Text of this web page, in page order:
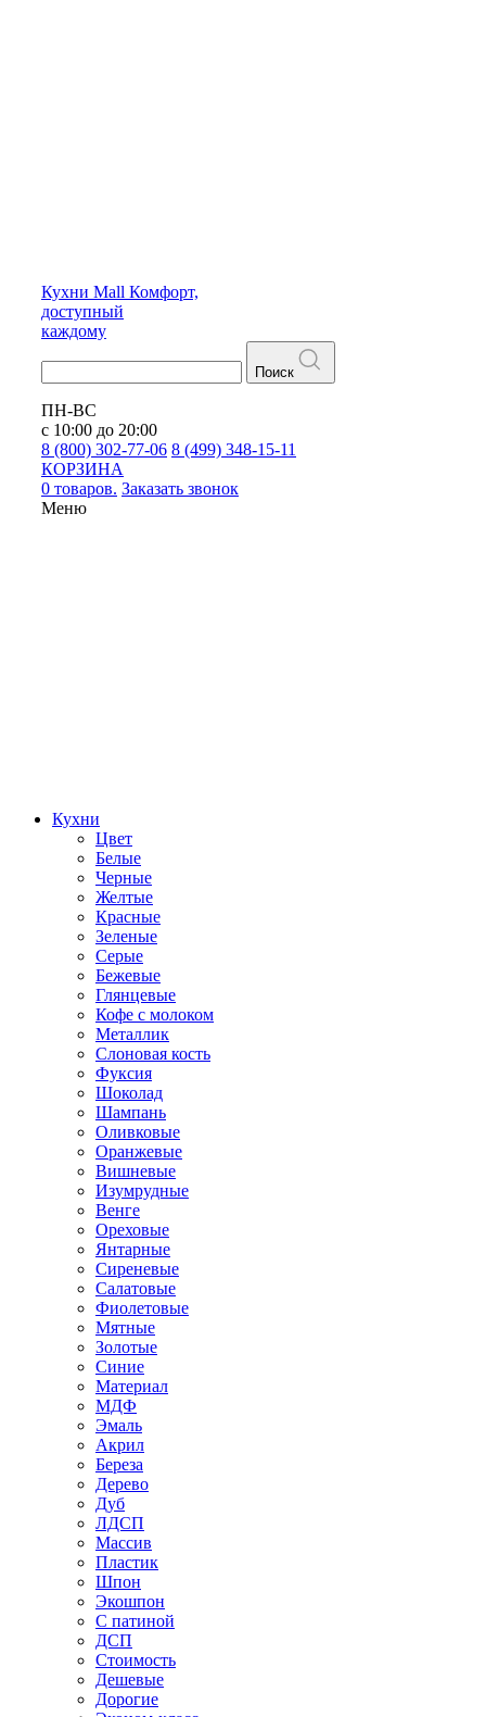
Кухни Mall Комфорт,
доступный
каждому
Поиск
ПН-ВС
с 10:00 до 20:00
8 (800) 302-77-06 8 (499) 348-15-11
КОРЗИНА
0 товаров. Заказать звонок
Меню
Кухни
Цвет
Белые
Черные
Желтые
Красные
Зеленые
Серые
Бежевые
Глянцевые
Кофе с молоком
Металлик
Слоновая кость
Фуксия
Шоколад
Шампань
Оливковые
Оранжевые
Вишневые
Изумрудные
Венге
Ореховые
Янтарные
Сиреневые
Салатовые
Фиолетовые
Мятные
Золотые
Синие
Материал
МДФ
Эмаль
Акрил
Береза
Дерево
Дуб
ЛДСП
Массив
Пластик
Шпон
Экошпон
С патиной
ДСП
Стоимость
Дешевые
Дорогие